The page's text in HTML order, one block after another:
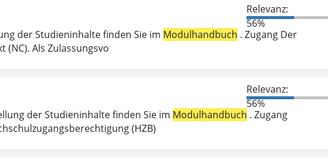
Relevanz:
56%
der Studieninhalte finden Sie im Modulhandbuch . Zugang Der
(NC). Als Zulassungsvo
Relevanz:
56%
der Studieninhalte finden Sie im Modulhandbuch . Zugang
(HZB)